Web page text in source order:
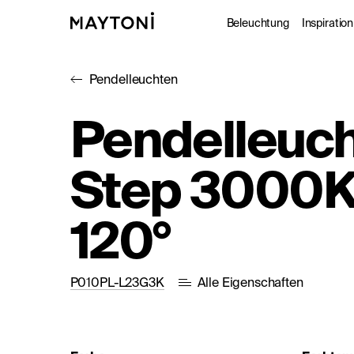
Beleuchtung
Studio
Inspiration
Pendelleuchten
Step
120°
P010PL-L23G3K Alle Eigenschaften